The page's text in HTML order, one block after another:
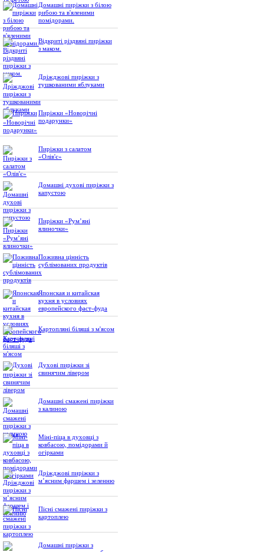
Домашні пиріжки з білою
рибою та в'яленими
помідорами.
Відкриті різдвяні пиріжки
з маком.
Дріжджові пиріжки з
тушкованими яблуками
Пиріжки «Новорічні
подарунки»
Пиріжки з салатом
«Олів'є»
Домашні духові пиріжки з
капустою
Пиріжки «Рум’яні
ялиночки»
Поживна цінність
сублімованих продуктів
Японская и китайская
кухня в условиях
европейского фаст-фуда
Картопляні біляші з м'ясом
Духові пиріжки зі
свинячим лівером
Домашні смажені пиріжки
з калиною
Міні-піца в духовці з
ковбасою, помідорами й
огірками
Дріжджові пиріжки з
м’ясним фаршем і зеленню
Пісні смажені пиріжки з
картоплею
Домашні пиріжки з